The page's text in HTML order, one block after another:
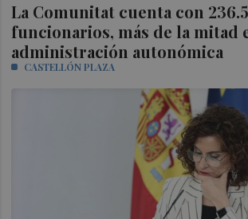
La Comunitat cuenta con
funcionarios, más de la mitad
administración autonómica
CASTELLÓN PLAZA